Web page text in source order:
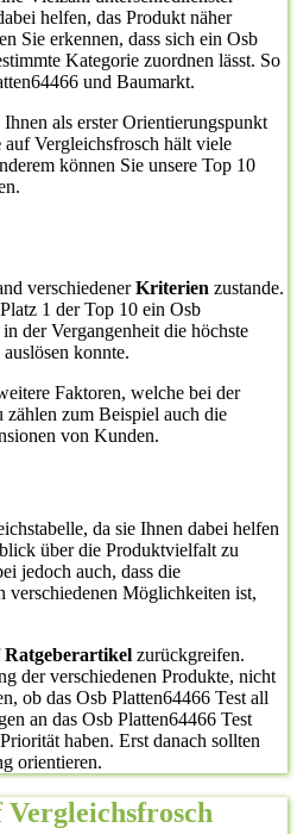
helfen, das Produkt näher
Sie erkennen, dass sich ein Osb
Kategorie zuordnen lässt. So
und Baumarkt.
als erster Orientierungspunkt
auf Vergleichsfrosch hält viele
können Sie unsere Top 10
verschiedenerKriterien zustande.
1 der Top 10 ein Osb
der Vergangenheit die höchste
konnte.
Faktoren, welche bei der
zum Beispiel auch die
von Kunden.
da sie Ihnen dabei helfen
über die Produktvielfalt zu
jedoch auch, dass die
verschiedenen Möglichkeiten ist,
Ratgeberartikel zurückgreifen.
der verschiedenen Produkte, nicht
ob das Osb Platten64466 Test all
an das Osb Platten64466 Test
haben. Erst danach sollten
orientieren.